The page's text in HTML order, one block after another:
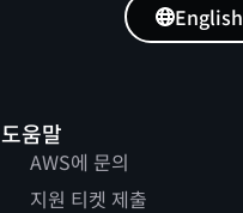
도움말
AWS에 문의
지원 티켓 제출
English